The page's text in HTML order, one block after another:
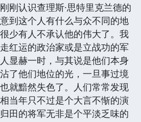
认识查理斯·思特里克兰德的
到这个人有什么与众不同的地
少有人不承认他的伟大了。我
红运的政治家或是立战功的军
显赫一时，与其说是他们本身
了他们地位的光，一旦事过境
就黯然失色了。人们常常发现
当年只不过是个大言不惭的演
田的将军无非是个平淡乏味的